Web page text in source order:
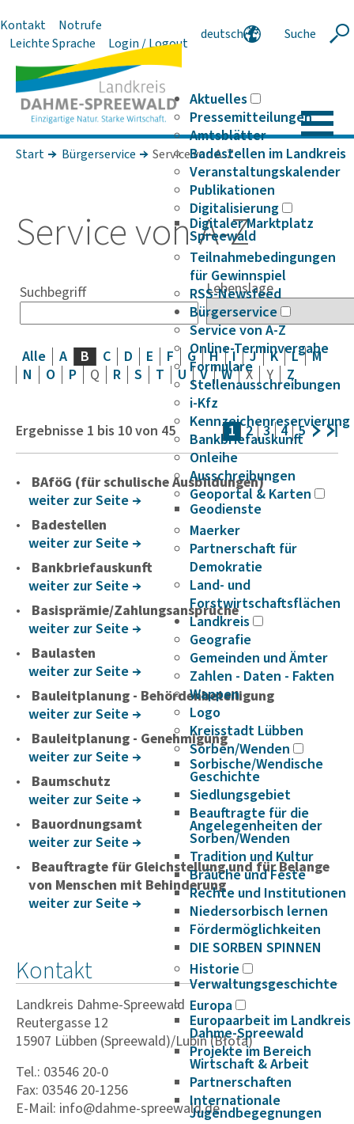
Kontakt
Notrufe
Leichte Sprache
Login / Logout
deutsch
Suche
Aktuelles
Pressemitteilungen
Amtsblätter
Badestellen im Landkreis
Veranstaltungskalender
Publikationen
Digitalisierung
Digitaler Marktplatz
Spreewald
Teilnahmebedingungen
für Gewinnspiel
RSS-Newsfeed
Bürgerservice
Service von A-Z
Online-Terminvergabe
Formulare
Stellenausschreibungen
i-Kfz
Kennzeichenreservierung
Bankbriefauskunft
Onleihe
Ausschreibungen
Geoportal & Karten
Geodienste
Maerker
Partnerschaft für
Demokratie
Land- und
Forstwirtschaftsflächen
Landkreis
Geografie
Gemeinden und Ämter
Zahlen - Daten - Fakten
Wappen
Logo
Kreisstadt Lübben
Sorben/Wenden
Sorbische/Wendische
Geschichte
Siedlungsgebiet
Beauftragte für die
Angelegenheiten der
Sorben/Wenden
Tradition und Kultur
Bräuche und Feste
Rechte und Institutionen
Niedersorbisch lernen
Fördermöglichkeiten
DIE SORBEN SPINNEN
Historie
Verwaltungsgeschichte
Europa
Europaarbeit im Landkreis
Dahme-Spreewald
Projekte im Bereich
Wirtschaft & Arbeit
Partnerschaften
Internationale
Jugendbegegnungen
Start Bürgerservice Service von A-Z
Service von A-Z
Suchbegriff Lebenslage
Alle A B C D E F G H I J K L
M
N
O P Q R S T U V W X Y Z
Ergebnisse 1 bis 10von 45 1 2 3 4 5
BAföG (für schulische Ausbildungen)
weiter zur Seite
Badestellen
weiter zur Seite
Bankbriefauskunft
weiter zur Seite
Basisprämie/Zahlungsansprüche
weiter zur Seite
Baulasten
weiter zur Seite
Bauleitplanung - Behördenbeteiligung
weiter zur Seite
Bauleitplanung - Genehmigung
weiter zur Seite
Baumschutz
weiter zur Seite
Bauordnungsamt
weiter zur Seite
Beauftragte für Gleichstellung und für Belange
von Menschen mit Behinderung
weiter zur Seite
Kontakt
Landkreis Dahme-Spreewald
Reutergasse 12
15907 Lübben (Spreewald)/Lubin (Błota)
Tel.: 03546 20-0
Fax: 03546 20-1256
E-Mail: info@dahme-spreewald.de